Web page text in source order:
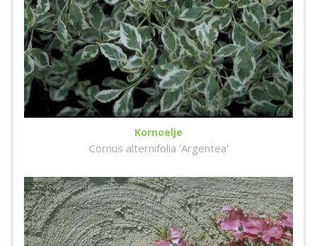
Kornoelje
Cornus alternifolia 'Argentea'